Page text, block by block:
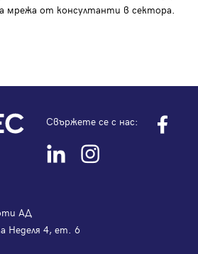
мрежа от консултанти в сектора.
Свържете се с нас:
АД
Неделя 4, ет. 6